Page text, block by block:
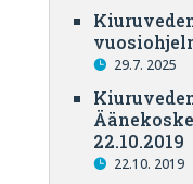
29.7. 2025
22.10.2019
22.10. 2019